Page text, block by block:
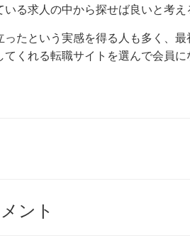
る求人の中から探せば良いと考え
たという実感を得る人も多く、
くれる転職サイトを選んで会員
ント